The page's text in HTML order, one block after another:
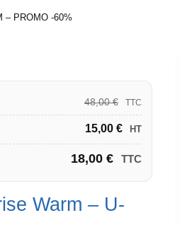
– PROMO -60%
48,00€ TTC
15,00 € HT
18,00 € TTC
Warm – U-